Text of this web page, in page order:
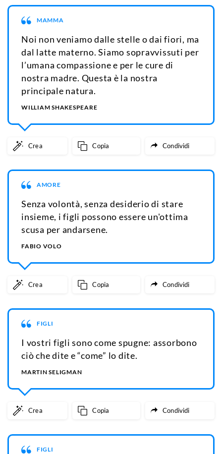
MAMMA
Noi non veniamo dalle stelle o dai fiori, ma
dal latte materno. Siamo sopravvissuti per
l’umana compassione e per le cure di
nostra madre. Questa è la nostra
principale natura.
WILLIAM SHAKESPEARE
Crea Copia Condividi
AMORE
Senza volontà, senza desiderio di stare
insieme, i figli possono essere un'ottima
scusa per andarsene.
FABIO VOLO
Crea Copia Condividi
FIGLI
I vostri figli sono come spugne: assorbono
ciò che dite e “come” lo dite.
MARTIN SELIGMAN
Crea Copia Condividi
FIGLI